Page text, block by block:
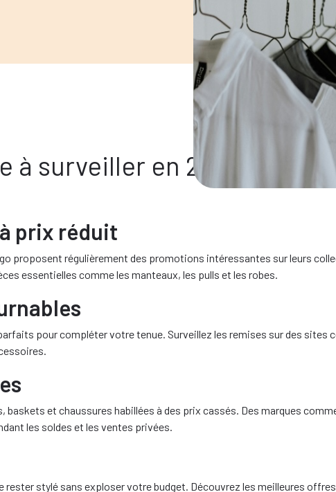
à surveiller en 2025 :
prix réduit
proposent régulièrement des promotions intéressantes sur leurs
essentielles comme les manteaux, les pulls et les robes.
pour compléter votre tenue. Surveillez les remises sur des sites
et chaussures habillées à des prix cassés. Des marques
les soldes et les ventes privées.
rester stylé sans exploser votre budget. Découvrez les meilleures